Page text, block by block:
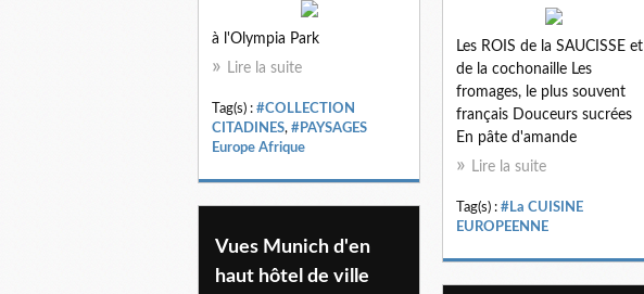
à l'Olympia Park
Lire la suite
Tag(s) : #COLLECTION
CITADINES, #PAYSAGES
Europe Afrique
Les ROIS de la SAUCISSE et
de la cochonaille Les
fromages, le plus souvent
français Douceurs sucrées
En pâte d'amande
Lire la suite
Tag(s) : #La CUISINE
EUROPEENNE
Vues Munich d'en
haut hôtel de ville